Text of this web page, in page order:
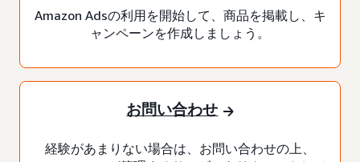
Amazon Adsの利用を開始して、商品を掲載し、キ
ャンペーンを作成しましょう。
お問い合わせ
経験があまりない場合は、お問い合わせの上、